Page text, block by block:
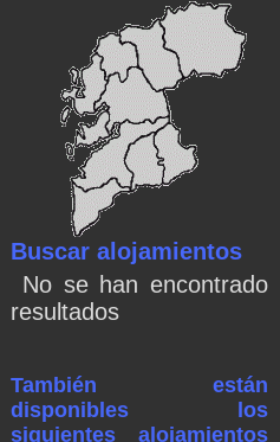
Buscar alojamientos
No se han encontrado
resultados
También están
disponibles los
siguientes alojamientos